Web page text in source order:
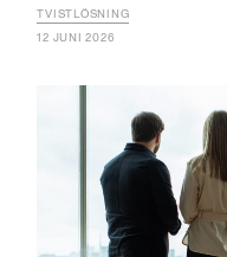
TVISTLÖSNING
12 JUNI 2026